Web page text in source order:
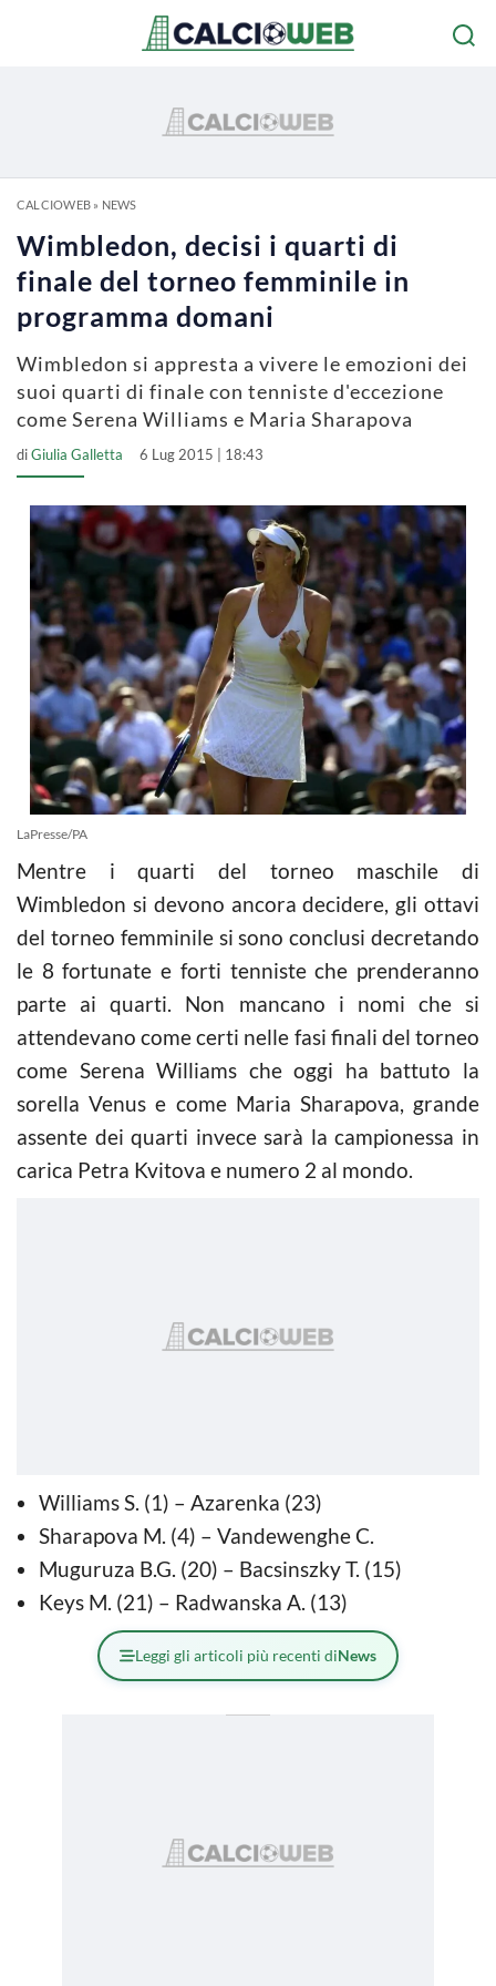
CALCIOWEB» NEWS
Wimbledon, decisi i quarti di
finale del torneo femminile in
programma domani
Wimbledon si appresta a vivere le emozioni dei
suoi quarti di finale con tenniste d'eccezione
come Serena Williams e Maria Sharapova
diGiulia Galletta 6 Lug 2015 | 18:43
LaPresse/PA
Mentre i quarti del torneo maschile di
Wimbledon si devono ancora decidere, gli ottavi
del torneo femminile si sono conclusi decretando
le 8 fortunate e forti tenniste che prenderanno
parte ai quarti. Non mancano i nomi che si
attendevano come certi nelle fasi finali del torneo
come Serena Williams che oggi ha battuto la
sorella Venus e come Maria Sharapova, grande
assente dei quarti invece sarà la campionessa in
carica Petra Kvitova e numero 2 al mondo.
Williams S. (1) – Azarenka (23)
Sharapova M. (4) – Vandewenghe C.
Muguruza B.G. (20) – Bacsinszky T. (15)
Keys M. (21) – Radwanska A. (13)
Leggi gli articoli più recenti diNews